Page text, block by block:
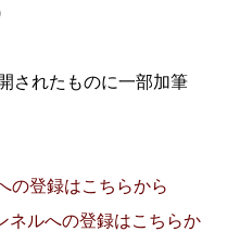
されたものに一部加筆
の登録はこちらから
ネルへの登録はこちらか